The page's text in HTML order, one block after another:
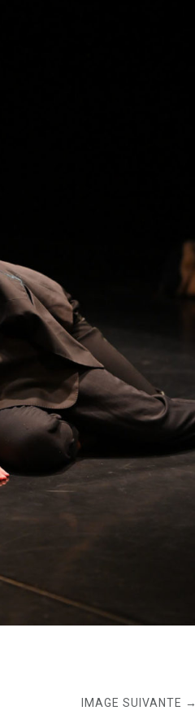
IMAGE SUIVANTE →